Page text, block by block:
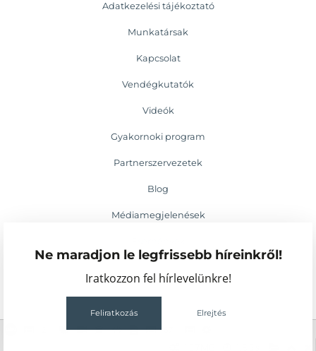
Ne maradjon le legfrissebb híreinkről!
Iratkozzon fel hírlevelünkre!
Feliratkozás Elrejtés
Adatkezelési tájékoztató
Munkatársak
Kapcsolat
Vendégkutatók
Videók
Gyakornoki program
Partnerszervezetek
Blog
Médiamegjelenések